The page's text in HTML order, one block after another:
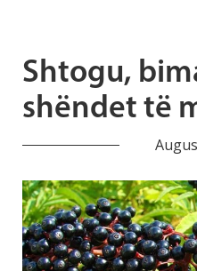
Shtogu,
shëndet të